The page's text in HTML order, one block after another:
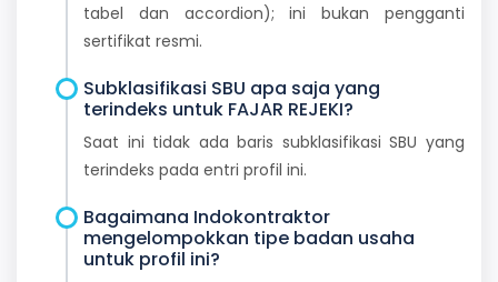
tabel dan accordion); ini bukan pengganti
sertifikat resmi.
Subklasifikasi SBU apa saja yang
terindeks untuk FAJAR REJEKI?
Saat ini tidak ada baris subklasifikasi SBU yang
terindeks pada entri profil ini.
Bagaimana Indokontraktor
mengelompokkan tipe badan usaha
untuk profil ini?